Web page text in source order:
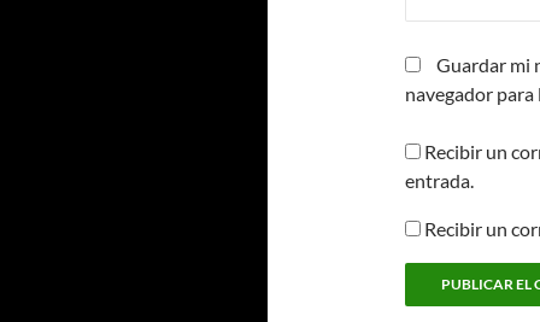
Guardar mi
navegador
Recibir un
entrada.
Recibir un